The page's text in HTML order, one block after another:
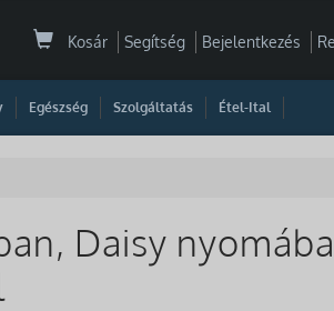
Kosár Segítség Bejelentkezés
Egészség Szolgáltatás Étel-Ital
Daisy